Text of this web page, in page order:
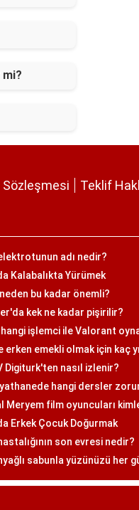
mi?
Sözleşmesi Teklif
adı nedir?
Kalabalıkta Yürümek
bu kadar önemli?
kek ne kadar pişirilir?
hangi işlemci ile Valorant
erken emekli olmak için kaç
Digiturk'ten nasıl izlenir?
hangi dersler
Meryem film oyuncuları
Erkek Çocuk Doğurmak
son evresi nedir?
sabunla yüzünüzü her